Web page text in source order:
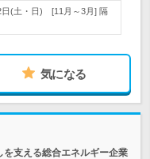
(土・日) [11月～3月] 隔
気になる
を支える総合エネルギー企業